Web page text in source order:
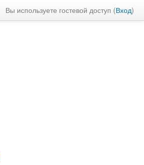
Вы используете гостевой доступ (Вход)